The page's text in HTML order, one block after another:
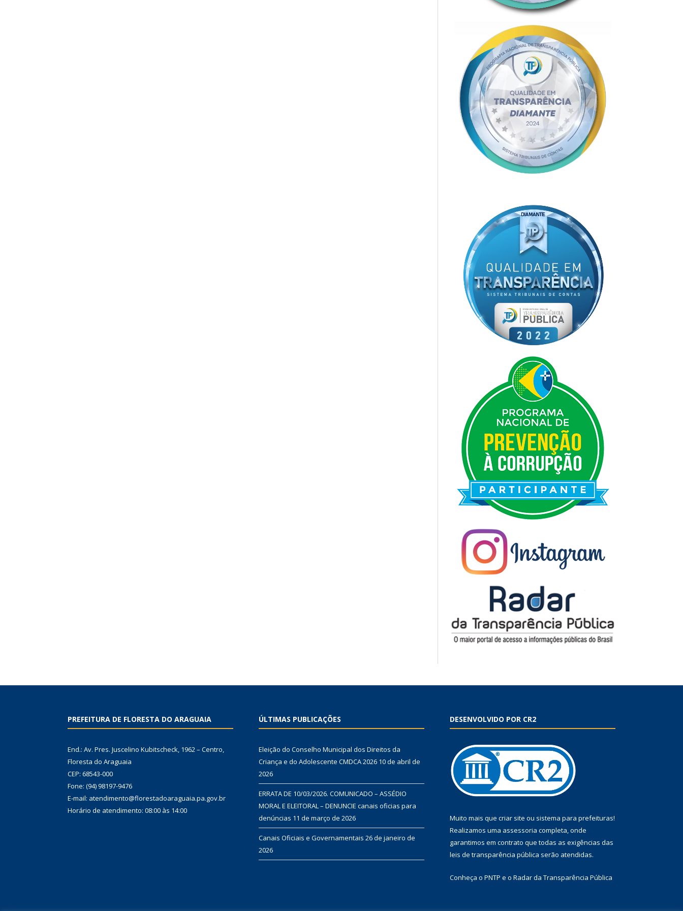
PREFEITURA DE FLORESTA DO ARAGUAIA
End.: Av. Pres. Juscelino Kubitscheck, 1962 – Centro,
Floresta do Araguaia
CEP: 68543-000
Fone: (94) 98197-9476
E-mail: atendimento@florestadoaraguaia.pa.gov.br
Horário de atendimento: 08:00 às 14:00
ÚLTIMAS PUBLICAÇÕES
Eleição do Conselho Municipal dos Direitos da
Criança e do Adolescente CMDCA 2026 10 de abril de
2026
ERRATA DE 10/03/2026. COMUNICADO – ASSÉDIO
MORAL E ELEITORAL – DENUNCIE canais oficias para
denúncias 11 de março de 2026
Canais Oficiais e Governamentais 26 de janeiro de
2026
DESENVOLVIDO POR CR2
Muito mais que criar site ou sistema para prefeituras!
Realizamos uma assessoria completa, onde
garantimos em contrato que todas as exigências das
leis de transparência pública serão atendidas.
Conheça o PNTP e o Radar da Transparência Pública